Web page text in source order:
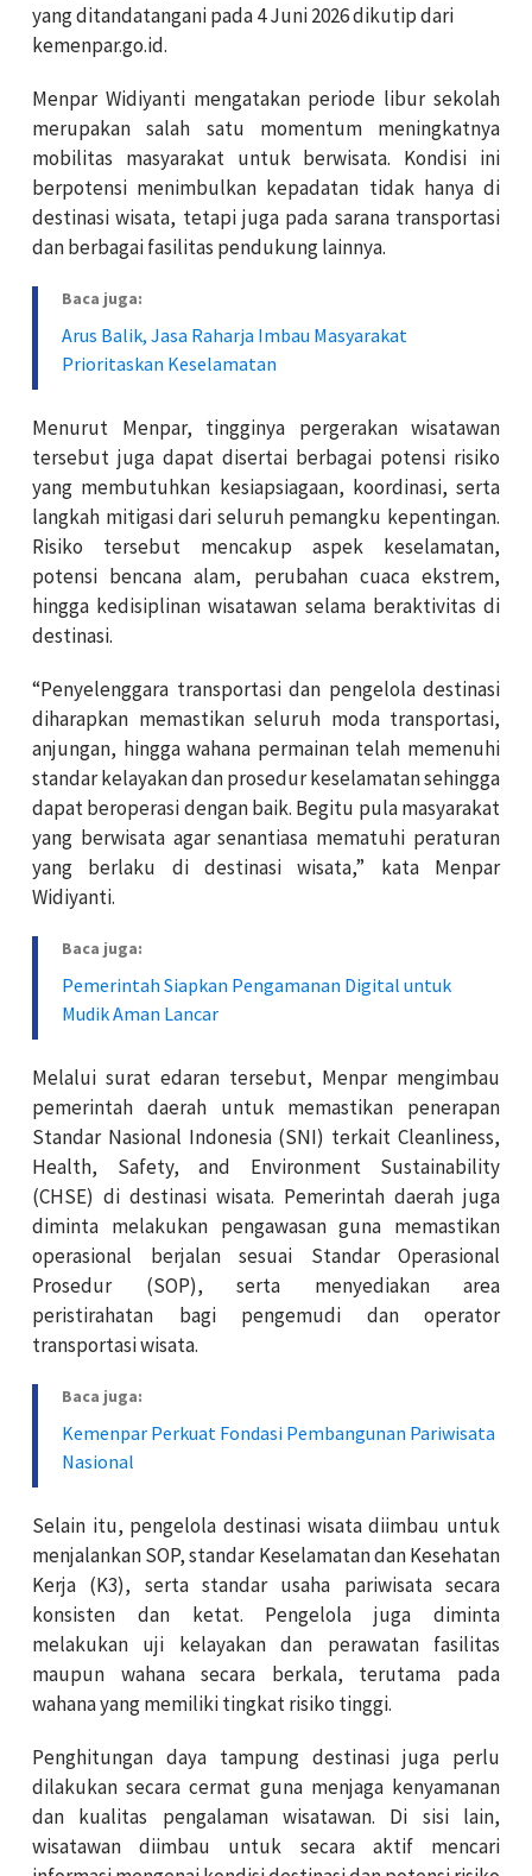
yang ditandatangani pada 4 Juni 2026 dikutip dari
kemenpar.go.id.
Menpar Widiyanti mengatakan periode libur sekolah
merupakan salah satu momentum meningkatnya
mobilitas masyarakat untuk berwisata. Kondisi ini
berpotensi menimbulkan kepadatan tidak hanya di
destinasi wisata, tetapi juga pada sarana transportasi
dan berbagai fasilitas pendukung lainnya.
Baca juga:
Arus Balik, Jasa Raharja Imbau Masyarakat
Prioritaskan Keselamatan
Menurut Menpar, tingginya pergerakan wisatawan
tersebut juga dapat disertai berbagai potensi risiko
yang membutuhkan kesiapsiagaan, koordinasi, serta
langkah mitigasi dari seluruh pemangku kepentingan.
Risiko tersebut mencakup aspek keselamatan,
potensi bencana alam, perubahan cuaca ekstrem,
hingga kedisiplinan wisatawan selama beraktivitas di
destinasi.
“Penyelenggara transportasi dan pengelola destinasi
diharapkan memastikan seluruh moda transportasi,
anjungan, hingga wahana permainan telah memenuhi
standar kelayakan dan prosedur keselamatan sehingga
dapat beroperasi dengan baik. Begitu pula masyarakat
yang berwisata agar senantiasa mematuhi peraturan
yang berlaku di destinasi wisata,” kata Menpar
Widiyanti.
Baca juga:
Pemerintah Siapkan Pengamanan Digital untuk
Mudik Aman Lancar
Melalui surat edaran tersebut, Menpar mengimbau
pemerintah daerah untuk memastikan penerapan
Standar Nasional Indonesia (SNI) terkait Cleanliness,
Health, Safety, and Environment Sustainability
(CHSE) di destinasi wisata. Pemerintah daerah juga
diminta melakukan pengawasan guna memastikan
operasional berjalan sesuai Standar Operasional
Prosedur (SOP), serta menyediakan area
peristirahatan bagi pengemudi dan operator
transportasi wisata.
Baca juga:
Kemenpar Perkuat Fondasi Pembangunan Pariwisata
Nasional
Selain itu, pengelola destinasi wisata diimbau untuk
menjalankan SOP, standar Keselamatan dan Kesehatan
Kerja (K3), serta standar usaha pariwisata secara
konsisten dan ketat. Pengelola juga diminta
melakukan uji kelayakan dan perawatan fasilitas
maupun wahana secara berkala, terutama pada
wahana yang memiliki tingkat risiko tinggi.
Penghitungan daya tampung destinasi juga perlu
dilakukan secara cermat guna menjaga kenyamanan
dan kualitas pengalaman wisatawan. Di sisi lain,
wisatawan diimbau untuk secara aktif mencari